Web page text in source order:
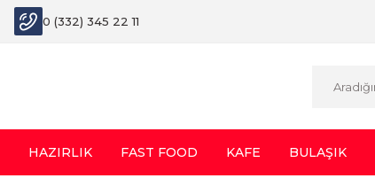
0 (332) 345 22 11
HAZIRLIK FAST FOOD KAFE BULAŞIK